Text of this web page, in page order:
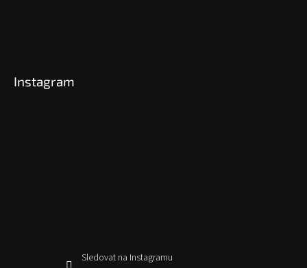
Instagram
Sledovat na Instagramu